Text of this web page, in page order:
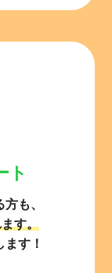
ト
も、
す。
す！